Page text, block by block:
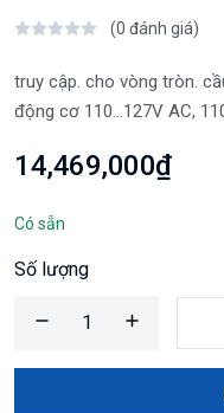
(0 đánh giá)
truy cập. cho vòng tròn.
động cơ 110...127V AC,
14,469,000₫
Có sẵn
Số lượng